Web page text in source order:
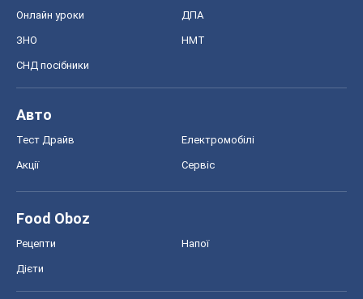
Онлайн уроки ДПА
ЗНО НМТ
СНД посібники
Авто
Тест Драйв Електромобілі
Акції Сервіс
Food Oboz
Рецепти Напої
Дієти